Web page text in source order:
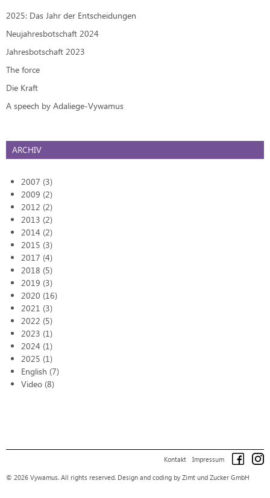
2025: Das Jahr der Entscheidungen
Neujahresbotschaft 2024
Jahresbotschaft 2023
The force
Die Kraft
A speech by Adaliege-Vywamus
ARCHIV
2007 (3)
2009 (2)
2012 (2)
2013 (2)
2014 (2)
2015 (3)
2017 (4)
2018 (5)
2019 (3)
2020 (16)
2021 (3)
2022 (5)
2023 (1)
2024 (1)
2025 (1)
English (7)
Video (8)
Kontakt Impressum
© 2026 Vywamus. All rights reserved. Design and coding by Zimt und Zucker GmbH